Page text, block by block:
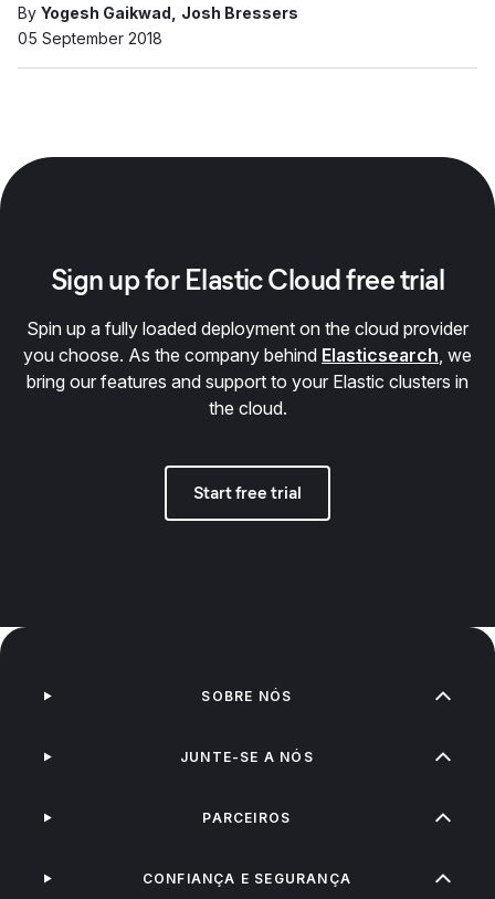
By Yogesh Gaikwad
Josh Bressers
05 September 2018
Sign up for Elastic Cloud free trial
Spin up a fully loaded deployment on the cloud provider
you choose. As the company behind Elasticsearch, we
bring our features and support to your Elastic clusters in
the cloud.
Start free trial
SOBRE NÓS
JUNTE-SE A NÓS
PARCEIROS
CONFIANÇA E SEGURANÇA